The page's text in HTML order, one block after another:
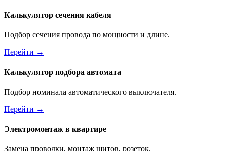
Калькулятор сечения кабеля
Подбор сечения провода по мощности и длине.
Перейти →
Калькулятор подбора автомата
Подбор номинала автоматического выключателя.
Перейти →
Электромонтаж в квартире
Замена проводки, монтаж щитов, розеток.